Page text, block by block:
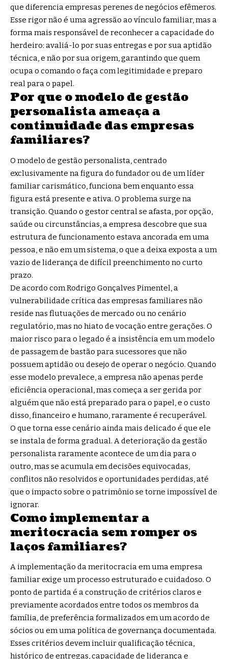
que diferencia empresas perenes de negócios efêmeros.
Esse rigor não é uma agressão ao vínculo familiar, mas a
forma mais responsável de reconhecer a capacidade do
herdeiro: avaliá-lo por suas entregas e por sua aptidão
técnica, e não por sua origem, garantindo que quem
ocupa o comando o faça com legitimidade e preparo
real para o papel.
Por que o modelo de gestão
personalista ameaça a
continuidade das empresas
familiares?
O modelo de gestão personalista, centrado
exclusivamente na figura do fundador ou de um líder
familiar carismático, funciona bem enquanto essa
figura está presente e ativa. O problema surge na
transição. Quando o gestor central se afasta, por opção,
saúde ou circunstâncias, a empresa descobre que sua
estrutura de funcionamento estava ancorada em uma
pessoa, e não em um sistema, o que a deixa exposta a um
vazio de liderança de difícil preenchimento no curto
prazo.
De acordo com Rodrigo Gonçalves Pimentel, a
vulnerabilidade crítica das empresas familiares não
reside nas flutuações de mercado ou no cenário
regulatório, mas no hiato de vocação entre gerações. O
maior risco para o legado é a insistência em um modelo
de passagem de bastão para sucessores que não
possuem aptidão ou desejo de operar o negócio. Quando
esse modelo prevalece, a empresa não apenas perde
eficiência operacional, mas começa a ser gerida por
alguém que não está preparado para o papel, e o custo
disso, financeiro e humano, raramente é recuperável.
O que torna esse cenário ainda mais delicado é que ele
se instala de forma gradual. A deterioração da gestão
personalista raramente acontece de um dia para o
outro, mas se acumula em decisões equivocadas,
conflitos não resolvidos e oportunidades perdidas, até
que o impacto sobre o patrimônio se torne impossível de
ignorar.
Como implementar a
meritocracia sem romper os
laços familiares?
A implementação da meritocracia em uma empresa
familiar exige um processo estruturado e cuidadoso. O
ponto de partida é a construção de critérios claros e
previamente acordados entre todos os membros da
família, de preferência formalizados em um acordo de
sócios ou em uma política de governança documentada.
Esses critérios devem incluir qualificação técnica,
histórico de entregas, capacidade de liderança e